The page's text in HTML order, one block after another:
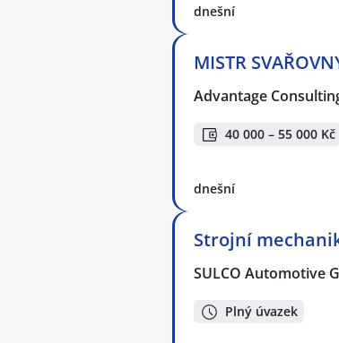
dnešní
MISTR
Advantage
40 000 – 55 000 Kč
dnešní
Strojní
SULCO Automotive
Plný úvazek